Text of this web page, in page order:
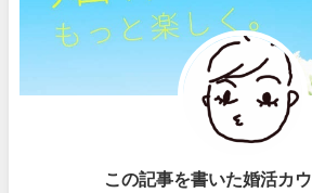
この記事を書いた婚活カ